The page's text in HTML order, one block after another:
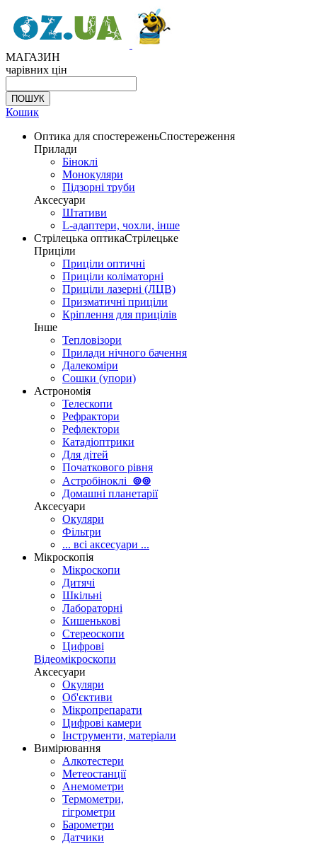
МАГАЗИН
чарівних цін
Кошик
Оптика для спостереженьСпостереження
Прилади
Біноклі
Монокуляри
Підзорні труби
Аксесуари
Штативи
L-адаптери, чохли, інше
Стрілецька оптикаСтрілецьке
Приціли
Приціли оптичні
Приціли коліматорні
Приціли лазерні (ЛЦВ)
Призматичні приціли
Кріплення для прицілів
Інше
Тепловізори
Прилади нічного бачення
Далекоміри
Сошки (упори)
Астрономія
Телескопи
Рефрактори
Рефлектори
Катадіоптрики
Для дітей
Початкового рівня
Астробіноклі ⊚⊚
Домашні планетарії
Аксесуари
Окуляри
Фільтри
... всі аксесуари ...
Мікроскопія
Мікроскопи
Дитячі
Шкільні
Лабораторні
Кишенькові
Стереоскопи
Цифрові
Відеомікроскопи
Аксесуари
Окуляри
Об'єктиви
Мікропрепарати
Цифрові камери
Інструменти, матеріали
Вимірювання
Алкотестери
Метеостанції
Анемометри
Термометри,
гігрометри
Барометри
Датчики